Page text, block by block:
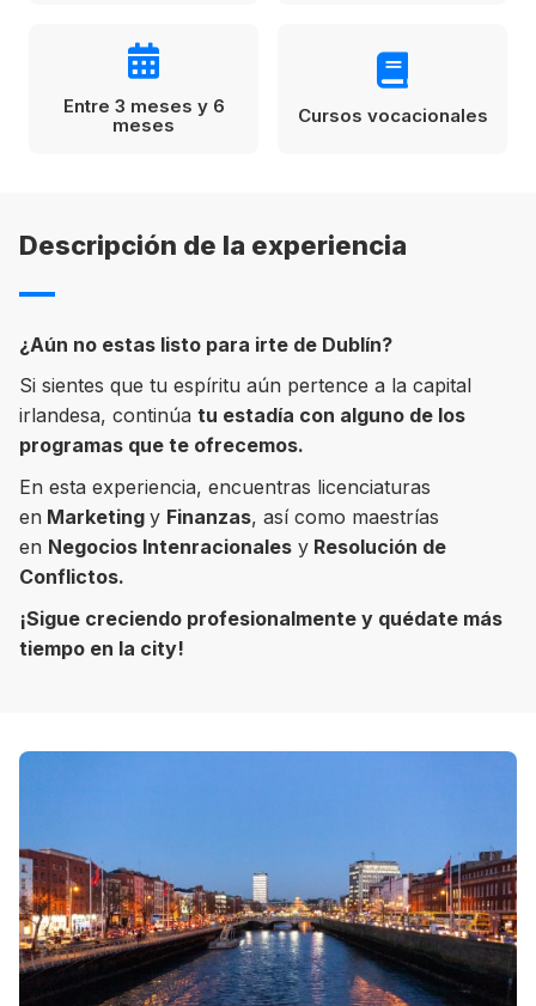
Australia permitirá la entrada de
estudiantes y trabajadores cualificados
vacunados contra el Covid-19
Agustina Fontirroig 23/11/2021
8 ciudades para tomar cursos de inglés
América
Brasil
Ecuador
VER TODOS LOS PAÍSES
Estudia Inglés frente al Mediterráneo
Estudia un Bachelor de IT en Cork
Entre 3 meses y 6
meses
Cursos vocacionales
Descripción de la experiencia
¿Aún no estas listo para irte de Dublín?
Si sientes que tu espíritu aún pertence a la capital
irlandesa, continúa tu estadía con alguno de los
programas que te ofrecemos.
En esta experiencia, encuentras licenciaturas
en Marketing y Finanzas, así como maestrías
en Negocios Intenracionales y Resolución de
Conflictos.
¡Sigue creciendo profesionalmente y quédate más
tiempo en la city!